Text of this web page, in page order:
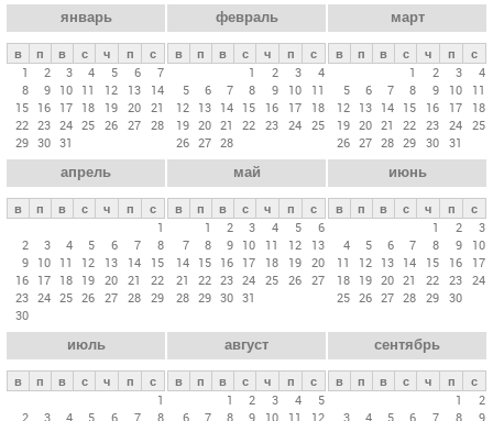
е
в
л
а
к
январь
в п в с ч п
с
1
2 3 4 5 6
7
8
9 10 11 12 13
14
15 16 17 18 19 20 21
22 23 24 25 26 27 28
29 30 31
февраль
в п в с ч п
с
1
2 3
4
5
6 7 8 9 10
11
12 13 14 15 16 17
18
19 20 21 22 23 24 25
26 27 28
март
в п в с ч п
с
1
2 3
4
5
6 7 8 9 10
11
12 13 14 15 16 17
18
19 20 21 22 23 24 25
26 27 28 29 30 31
апрель
в п в с ч п
с
1
2
3 4 5 6 7
8
9 10 11 12 13 14
15
16 17 18 19 20 21
22
23 24 25 26 27 28 29
30
май
в п в с ч п
с
1
2 3 4 5
6
7
8 9 10 11 12
13
14 15 16 17 18 19 20
21
22 23 24 25 26 27
28 29 30 31
июнь
в п в с ч п
с
1
2
3
4
5 6 7 8 9
10
11
12 13 14 15 16
17
18 19 20 21 22 23 24
25 26 27 28 29 30
июль
в п в с ч п
с
1
2
3 4 5 6 7 8
август
в п в с ч п
с
1
2 3 4
5
6
7 8 9 10 11 12
сентябрь
в п в с ч п
с
1
2
3
4 5 6 7 8 9